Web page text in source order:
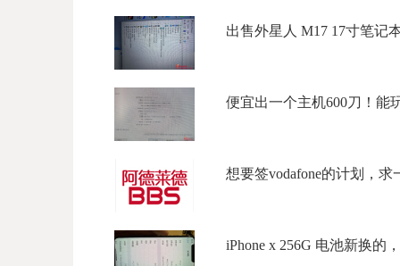
出售外星人 M17 17寸笔记
便宜出一个主机600刀！能
想要签vodafone的计划，求
iPhone x 256G 电池新换的